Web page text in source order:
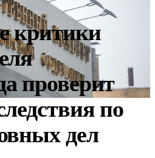
критики
проверит
по
дел